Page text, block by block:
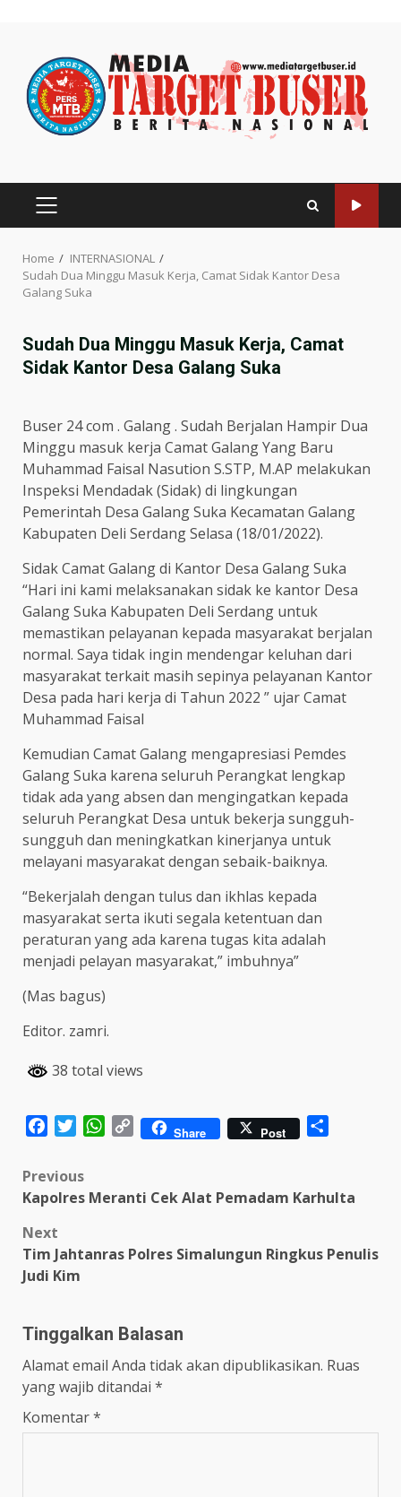
content
PRIMARY
Home
INTERNASIONAL
Sudah Dua Minggu Masuk Kerja, Camat Sidak Kantor Desa
Galang Suka
Sudah Dua Minggu Masuk Kerja, Camat
Sidak Kantor Desa Galang Suka
Buser 24 com . Galang . Sudah Berjalan Hampir Dua
Minggu masuk kerja Camat Galang Yang Baru
Muhammad Faisal Nasution S.STP, M.AP melakukan
Inspeksi Mendadak (Sidak) di lingkungan
Pemerintah Desa Galang Suka Kecamatan Galang
Kabupaten Deli Serdang Selasa (18/01/2022).
Sidak Camat Galang di Kantor Desa Galang Suka
“Hari ini kami melaksanakan sidak ke kantor Desa
Galang Suka Kabupaten Deli Serdang untuk
memastikan pelayanan kepada masyarakat berjalan
normal. Saya tidak ingin mendengar keluhan dari
masyarakat terkait masih sepinya pelayanan Kantor
Desa pada hari kerja di Tahun 2022 ” ujar Camat
Muhammad Faisal
Kemudian Camat Galang mengapresiasi Pemdes
Galang Suka karena seluruh Perangkat lengkap
tidak ada yang absen dan mengingatkan kepada
seluruh Perangkat Desa untuk bekerja sungguh-
sungguh dan meningkatkan kinerjanya untuk
melayani masyarakat dengan sebaik-baiknya.
“Bekerjalah dengan tulus dan ikhlas kepada
masyarakat serta ikuti segala ketentuan dan
peraturan yang ada karena tugas kita adalah
menjadi pelayan masyarakat,” imbuhnya”
(Mas bagus)
Editor. zamri.
38 total views
FacebookTwitterWhatsApp
Copy Share Post
Post
navigation
Previous
Kapolres Meranti Cek Alat Pemadam Karhulta
Next
Tim Jahtanras Polres Simalungun Ringkus Penulis
Judi Kim
Tinggalkan Balasan
Alamat email Anda tidak akan dipublikasikan. Ruas
yang wajib ditandai *
Komentar*